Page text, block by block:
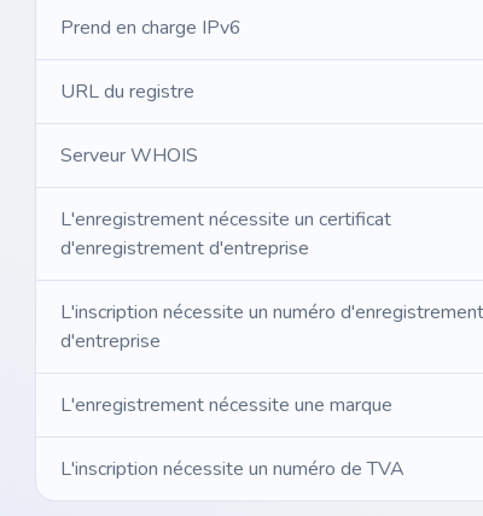
Prend en charge IPv6
URL du registre
Serveur WHOIS
L'enregistrement nécessite un certificat
d'enregistrement d'entreprise
L'inscription nécessite un numéro d'enregistrement
d'entreprise
L'enregistrement nécessite une marque
L'inscription nécessite un numéro de TVA